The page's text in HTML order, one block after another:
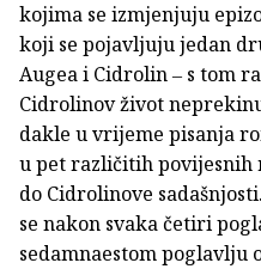
kojima se izmjenjuju
koji se pojavljuju jedan
Augea i Cidrolin ‒ s tom
Cidrolinov život
dakle u vrijeme pisanja
u pet različitih povijesnih
do Cidrolinove
se nakon svaka četiri
sedamnaestom poglavlju